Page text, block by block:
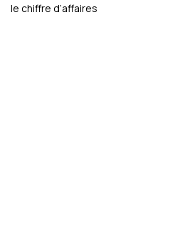
le chiffre d’affaires